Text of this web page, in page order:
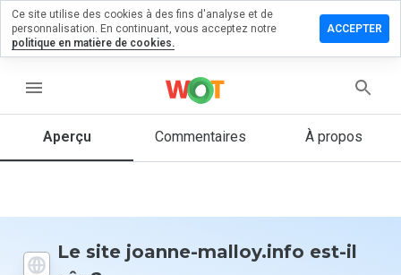
menu
Aperçu Commentaires À propos
Le site joanne-malloy.info est-il
un
1 et 5
vous à ce
site ?
Ce site utilise des cookies à des fins d'analyse et de
personnalisation. En continuant, vous acceptez notre
politique en matière de cookies.
ACCEPTER